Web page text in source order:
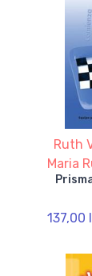
Ruth
Maria
137,00